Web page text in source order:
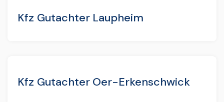
Kfz Gutachter Laupheim
Kfz Gutachter Oer-Erkenschwick